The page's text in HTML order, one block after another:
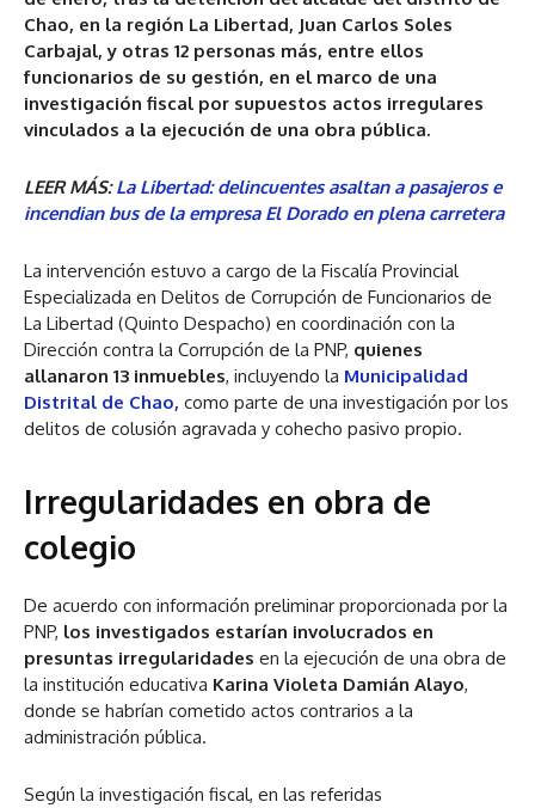
Chao, en la región La Libertad, Juan Carlos Soles
Carbajal, y otras 12 personas más, entre ellos
funcionarios de su gestión, en el marco de una
investigación fiscal por supuestos actos irregulares
vinculados a la ejecución de una obra pública.
LEER MÁS:La Libertad: delincuentes asaltan a pasajeros e
incendian bus de la empresa El Dorado en plena carretera
La intervención estuvo a cargo de la Fiscalía Provincial
Especializada en Delitos de Corrupción de Funcionarios de
La Libertad (Quinto Despacho) en coordinación con la
Dirección contra la Corrupción de la PNP, quienes
allanaron 13 inmuebles, incluyendo la Municipalidad
Distrital de Chao, como parte de una investigación por los
delitos de colusión agravada y cohecho pasivo propio.
Irregularidades en obra de
colegio
De acuerdo con información preliminar proporcionada por la
PNP, los investigados estarían involucrados en
presuntas irregularidades en la ejecución de una obra de
la institución educativa Karina Violeta Damián Alayo,
donde se habrían cometido actos contrarios a la
administración pública.
Según la investigación fiscal, en las referidas